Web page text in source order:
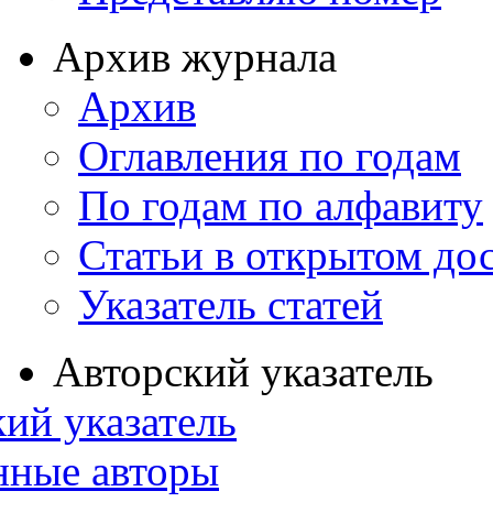
Архив журнала
Архив
Оглавления по годам
По годам по алфавиту
Статьи в открытом
Указатель статей
Авторский указатель
указатель
авторы